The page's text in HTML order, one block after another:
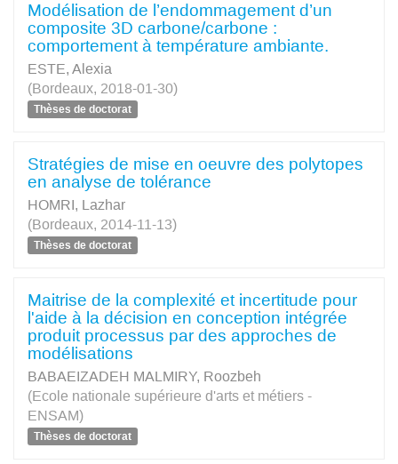
Modélisation de l’endommagement d’un
composite 3D carbone/carbone :
comportement à température ambiante.
ESTE, Alexia
(Bordeaux, 2018-01-30)
Thèses de doctorat
Stratégies de mise en oeuvre des polytopes
en analyse de tolérance
HOMRI, Lazhar
(Bordeaux, 2014-11-13)
Thèses de doctorat
Maitrise de la complexité et incertitude pour
l'aide à la décision en conception intégrée
produit processus par des approches de
modélisations
BABAEIZADEH MALMIRY, Roozbeh
(Ecole nationale supérieure d'arts et métiers -
ENSAM)
Thèses de doctorat